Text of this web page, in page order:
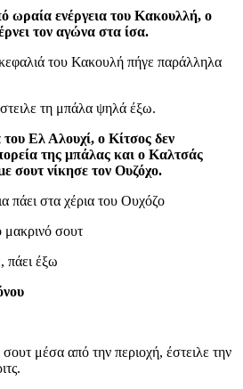
ωραία ενέργεια του Κακουλλή, ο
τον αγώνα στα ίσα.
του Κακουλή πήγε παράλληλα
τη μπάλα ψηλά έξω.
Ελ Αλουχί, ο Κίτσος δεν
της μπάλας και ο Καλτσάς
σουτ νίκησε τον Ουζόχο.
πάει στα χέρια του Ουχόζο
σουτ
πάει έξω
μέσα από την περιοχή, έστειλε την